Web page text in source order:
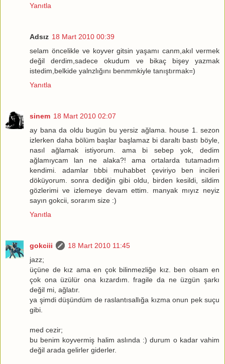
Yanıtla
Adsız 18 Mart 2010 00:39
selam öncelikle ve koyver gitsin yaşamı canm,akıl vermek
değil derdim,sadece okudum ve bikaç bişey yazmak
istedim,belkide yalnzlığını benmmkiyle tanıştırmak=)
Yanıtla
sinem 18 Mart 2010 02:07
ay bana da oldu bugün bu yersiz ağlama. house 1. sezon
izlerken daha bölüm başlar başlamaz bi daraltı bastı böyle,
nasıl ağlamak istiyorum. ama bi sebep yok, dedim
ağlamıycam lan ne alaka?! ama ortalarda tutamadım
kendimi. adamlar tıbbi muhabbet çeviriyo ben incileri
döküyorum. sonra dediğin gibi oldu, birden kesildi, sildim
gözlerimi ve izlemeye devam ettim. manyak mıyız neyiz
sayın gokcii, sorarım size :)
Yanıtla
gokciii
18 Mart 2010 11:45
jazz;
üçüne de kız ama en çok bilinmezliğe kız. ben olsam en
çok ona üzülür ona kızardım. fragile da ne üzgün şarkı
değil mi, ağlatır.
ya şimdi düşündüm de raslantısallığa kızma onun pek suçu
gibi.
med cezir;
bu benim koyvermiş halim aslında :) durum o kadar vahim
değil arada gelirler giderler.